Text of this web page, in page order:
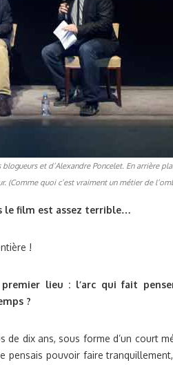
et d’Alexandre Poncelet. En arrière
(Comme quoi c’est vraiment un métier de
le film est assez terrible…
!
lieu : l’arc qui fait
?
de dix ans, sous forme d’un court
pensais pouvoir faire